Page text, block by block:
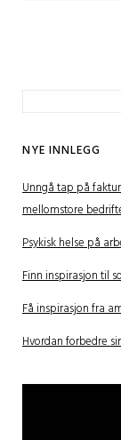
NYE INNLEGG
Unngå tap på
mellomstore
Psykisk helse på
Finn inspirasjon til
Få inspirasjon fra
Hvordan forbedre